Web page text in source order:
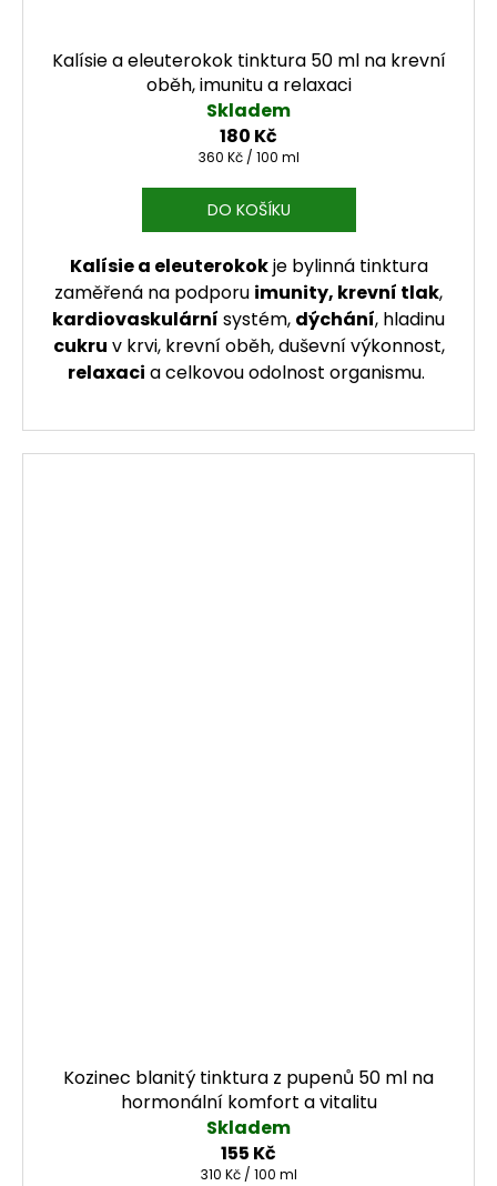
Kalísie a eleuterokok tinktura 50 ml na krevní
oběh, imunitu a relaxaci
Skladem
180 Kč
Měrná cena:
360 Kč / 100 ml
DO KOŠÍKU
Kalísie a eleuterokokje bylinná tinktura
zaměřená na podporu imunity, krevní tlak,
kardiovaskulární systém, dýchání, hladinu
cukru v krvi, krevní oběh, duševní výkonnost,
relaxaci a celkovou odolnost organismu.
Kozinec blanitý tinktura z pupenů 50 ml na
hormonální komfort a vitalitu
Skladem
155 Kč
Měrná cena:
310 Kč / 100 ml